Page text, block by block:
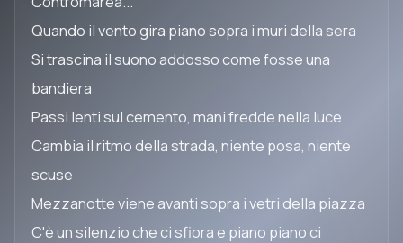
Quando il vento gira piano sopra i muri della sera
Si trascina il suono addosso come fosse una
bandiera
Passi lenti sul cemento, mani fredde nella luce
Cambia il ritmo della strada, niente posa, niente
scuse
Mezzanotte viene avanti sopra i vetri della piazza
C'è un silenzio che ci sfiora e piano piano ci